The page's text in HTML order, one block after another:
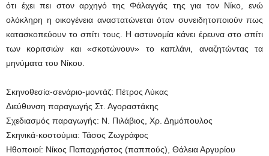
ότι έχει πει στον αρχηγό της Φάλαγγάς της για τον Νίκο, ενώ
ολόκληρη η οικογένεια αναστατώνεται όταν συνειδητοποιούν πως
κατασκοπεύουν το σπίτι τους. Η αστυνομία κάνει έρευνα στο σπίτι
των κοριτσιών και «σκοτώνουν» το καπλάνι, αναζητώντας τα
μηνύματα του Νίκου.
Σκηνοθεσία-σενάριο-μοντάζ: Πέτρος Λύκας
Διεύθυνση παραγωγής Στ. Αγοραστάκης
Σχεδιασμός παραγωγής: Ν. Πιλάβιος, Χρ. Δημόπουλος
Σκηνικά-κοστούμια: Τάσος Ζωγράφος
Ηθοποιοί: Νίκος Παπαχρήστος (παππούς), Θάλεια Αργυρίου